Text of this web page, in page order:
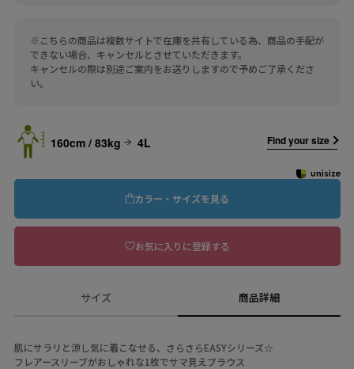
※こちらの商品は複数サイトで在庫を共有している為、商品の手配が
できない場合、キャンセルとさせていただきます。
キャンセルの際は別途ご案内をお送りしますので予めご了承くださ
い。
160cm / 83kg 4L Find your size
カラー・サイズを見る
お気に入りに登録する
サイズ 商品詳細
肌にサラリと涼し気に着こなせる、さらさらEASYシリーズ☆
フレアースリーブがおしゃれな1枚でサマ見えブラウス